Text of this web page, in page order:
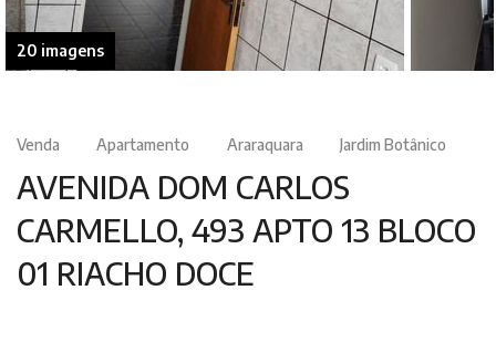
20 imagens
Venda Apartamento Araraquara Jardim Botânico
AVENIDA DOM CARLOS
CARMELLO, 493 APTO 13 BLOCO
01 RIACHO DOCE